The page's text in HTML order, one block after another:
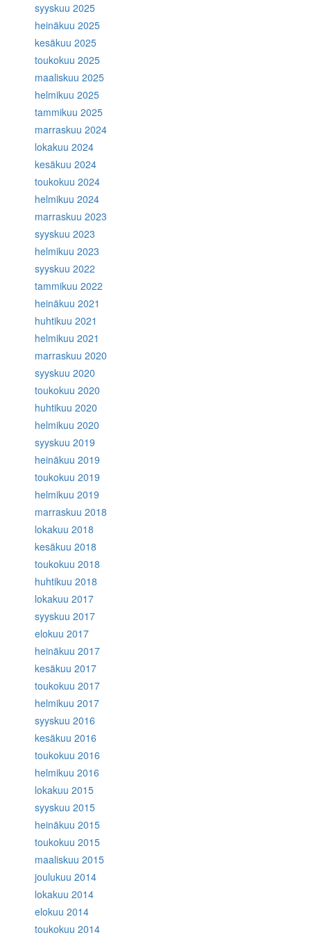
syyskuu 2025
heinäkuu 2025
kesäkuu 2025
toukokuu 2025
maaliskuu 2025
helmikuu 2025
tammikuu 2025
marraskuu 2024
lokakuu 2024
kesäkuu 2024
toukokuu 2024
helmikuu 2024
marraskuu 2023
syyskuu 2023
helmikuu 2023
syyskuu 2022
tammikuu 2022
heinäkuu 2021
huhtikuu 2021
helmikuu 2021
marraskuu 2020
syyskuu 2020
toukokuu 2020
huhtikuu 2020
helmikuu 2020
syyskuu 2019
heinäkuu 2019
toukokuu 2019
helmikuu 2019
marraskuu 2018
lokakuu 2018
kesäkuu 2018
toukokuu 2018
huhtikuu 2018
lokakuu 2017
syyskuu 2017
elokuu 2017
heinäkuu 2017
kesäkuu 2017
toukokuu 2017
helmikuu 2017
syyskuu 2016
kesäkuu 2016
toukokuu 2016
helmikuu 2016
lokakuu 2015
syyskuu 2015
heinäkuu 2015
toukokuu 2015
maaliskuu 2015
joulukuu 2014
lokakuu 2014
elokuu 2014
toukokuu 2014